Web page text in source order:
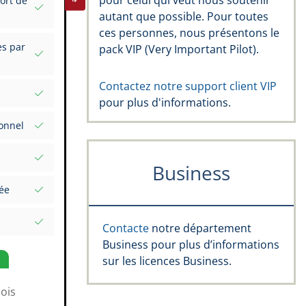
par
autant que possible. Pour toutes
ces personnes, nous présentons le
pack VIP (Very Important Pilot).
Contactez notre support client VIP
pour plus d'informations.
Business
Contacte notre département
Business pour plus d’informations
sur les licences Business.